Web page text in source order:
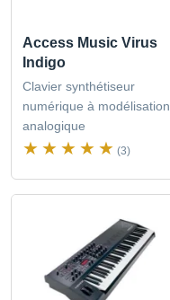
Access Music Virus
Indigo
Clavier synthétiseur
numérique à modélisation
analogique
(3)